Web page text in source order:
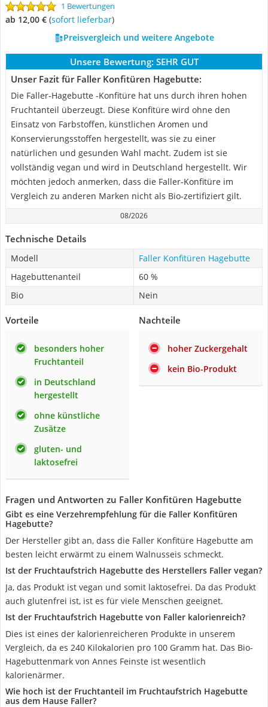
1 Bewertungen
ab 12,00 € ( Sofort lieferbar)
Preisvergleich und weitere Angebote
Unsere Bewertung: SEHR GUT
Unser Fazit für Faller Konfitüren Hagebutte:
Die Faller-Hagebutte -Konfitüre hat uns durch ihren hohen
Fruchtanteil überzeugt. Diese Konfitüre wird ohne den
Einsatz von Farbstoffen, künstlichen Aromen und
Konservierungsstoffen hergestellt, was sie zu einer
natürlichen und gesunden Wahl macht. Zudem ist sie
vollständig vegan und wird in Deutschland hergestellt. Wir
möchten jedoch anmerken, dass die Faller-Konfitüre im
Vergleich zu anderen Marken nicht als Bio-zertifiziert gilt.
08/2026
Technische Details
Modell
Faller Konfitüren Hagebutte
Hagebuttenanteil
60 %
Bio
Nein
Vorteile
besonders hoher
Fruchtanteil
in Deutschland
hergestellt
ohne künstliche
Zusätze
gluten- und
laktosefrei
Nachteile
hoher Zuckergehalt
kein Bio-Produkt
Fragen und Antworten zu Faller Konfitüren Hagebutte
Gibt es eine Verzehrempfehlung für die Faller Konfitüren
Hagebutte?
Der Hersteller gibt an, dass die Faller Konfitüre Hagebutte am
besten leicht erwärmt zu einem Walnusseis schmeckt.
Ist der Fruchtaufstrich Hagebutte des Herstellers Faller vegan?
Ja, das Produkt ist vegan und somit laktosefrei. Da das Produkt
auch glutenfrei ist, ist es für viele Menschen geeignet.
Ist der Fruchtaufstrich Hagebutte von Faller kalorienreich?
Dies ist eines der kalorienreicheren Produkte in unserem
Vergleich, da es 240 Kilokalorien pro 100 Gramm hat. Das Bio-
Hagebuttenmark von Annes Feinste ist wesentlich
kalorienärmer.
Wie hoch ist der Fruchtanteil im Fruchtaufstrich Hagebutte
aus dem Hause Faller?